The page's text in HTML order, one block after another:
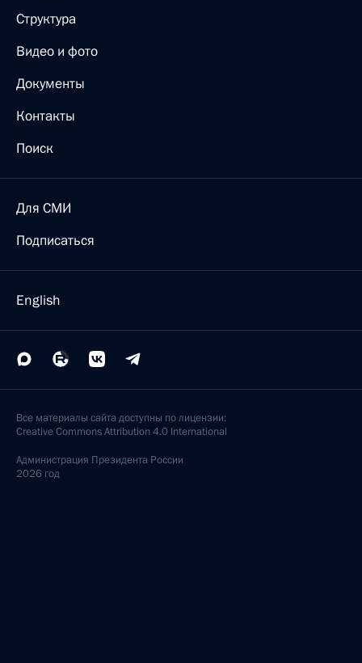
Структура
Видео и фото
Документы
Контакты
Поиск
Для СМИ
Подписаться
English
Все материалы сайта доступны по лицензии:
Creative Commons Attribution 4.0 International
Администрация Президента России
2026 год